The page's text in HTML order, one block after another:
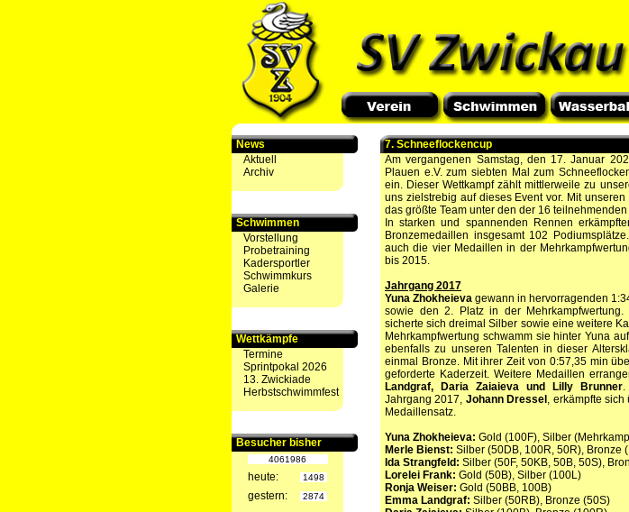
News
Aktuell
Archiv
Schwimmen
Vorstellung
Probetraining
Kadersportler
Schwimmkurs
Galerie
Wettkämpfe
Termine
Sprintpokal 2026
13. Zwickiade
Herbstschwimmfest
Besucher bisher
4061986
heute: 1498
gestern: 2874
7. Schneeflockencup
Am vergangenen Samstag, den 17. Januar
Plauen e.V. zum siebten Mal zum
ein. Dieser Wettkampf zählt mittlerweile zu
uns zielstrebig auf dieses Event vor. Mit
das größte Team unter den der 16
In starken und spannenden Rennen
Bronzemedaillen insgesamt 102
auch die vier Medaillen in der
bis 2015.
Jahrgang 2017
Yuna Zhokheieva gewann in hervorragenden
sowie den 2. Platz in der Mehrkampfwertung.
sicherte sich dreimal Silber sowie eine weitere
Mehrkampfwertung schwamm sie hinter Yuna
ebenfalls zu unseren Talenten in dieser
einmal Bronze. Mit ihrer Zeit von 0:57,35 min
geforderte Kaderzeit. Weitere Medaillen
Landgraf, Daria Zaiaieva und Lilly Brunner.
Jahrgang 2017, Johann Dressel , erkämpfte
Medaillensatz.
Yuna Zhokheieva: Gold (100F), Silber
Merle Bienst: Silber (50DB, 100R, 50R), Bronze
Ida Strangfeld: Silber (50F, 50KB, 50B, 50S),
Lorelei Frank: Gold (50B), Silber (100L)
Ronja Weiser: Gold (50BB, 100B)
Emma Landgraf: Silber (50RB), Bronze (50S)